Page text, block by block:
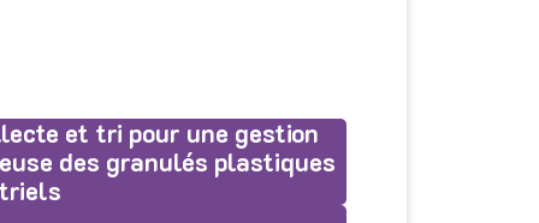
et tri pour une gestion
des granulés plastiques